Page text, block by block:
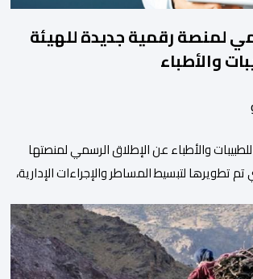
لمنصة رقمية جديدة للهيئة
والأطباء
للطبيبات والأطباء عن الإطلاق الرسمي لمنصتها
تم تطويرها لتبسيط المساطر والإجراءات الإدارية،
إلى جانب الهيئة الوطنية. وذكر بلاغ للهيئة أن
في إطار استراتيجيتها الرامية إلى التحديث
خطوة مهمة في […]